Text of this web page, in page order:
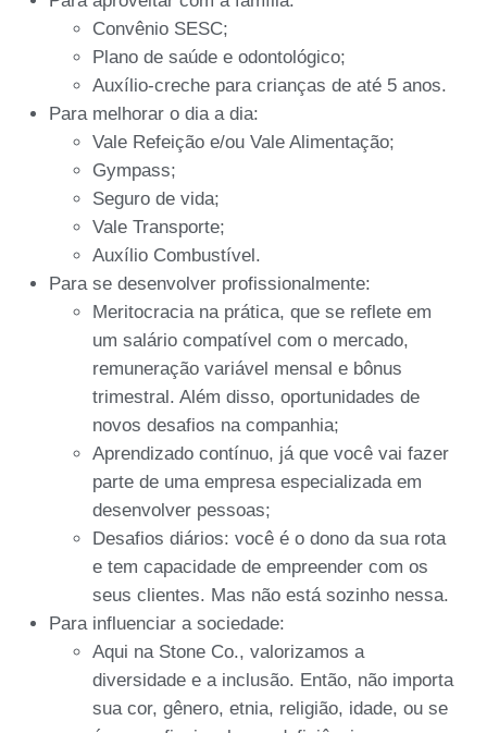
Convênio SESC;
Plano de saúde e odontológico;
Auxílio-creche para crianças de até 5 anos.
Para melhorar o dia a dia:
Vale Refeição e/ou Vale Alimentação;
Gympass;
Seguro de vida;
Vale Transporte;
Auxílio Combustível.
Para se desenvolver profissionalmente:
Meritocracia na prática, que se reflete em
um salário compatível com o mercado,
remuneração variável mensal e bônus
trimestral. Além disso, oportunidades de
novos desafios na companhia;
Aprendizado contínuo, já que você vai fazer
parte de uma empresa especializada em
desenvolver pessoas;
Desafios diários: você é o dono da sua rota
e tem capacidade de empreender com os
seus clientes. Mas não está sozinho nessa.
Para influenciar a sociedade:
Aqui na Stone Co., valorizamos a
diversidade e a inclusão. Então, não importa
sua cor, gênero, etnia, religião, idade, ou se